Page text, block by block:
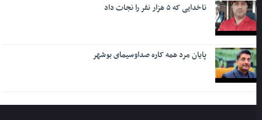
ناخدایی که ۵ هزار نفر را نجات داد
پایان مرد همه کاره صداوسیمای بوشهر